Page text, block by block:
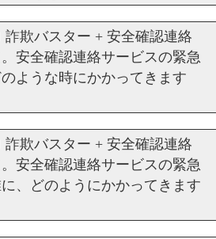
詐欺バスター + 安全確認連絡
安全確認連絡サービスの緊急
ような時にかかってきます
詐欺バスター + 安全確認連絡
安全確認連絡サービスの緊急
、どのようにかかってきます